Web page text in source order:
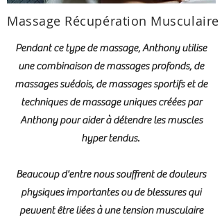
Massage Récupération Musculaire
Pendant ce type de massage, Anthony utilise
une combinaison de massages profonds, de
massages suédois, de massages sportifs et de
techniques de massage uniques créées par
Anthony pour aider à détendre les muscles
hyper tendus.
Beaucoup d'entre nous souffrent de douleurs
physiques importantes ou de blessures qui
peuvent être liées à une tension musculaire